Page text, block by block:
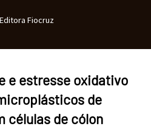
Editora Fiocruz
e estresse oxidativo
de
células de cólon